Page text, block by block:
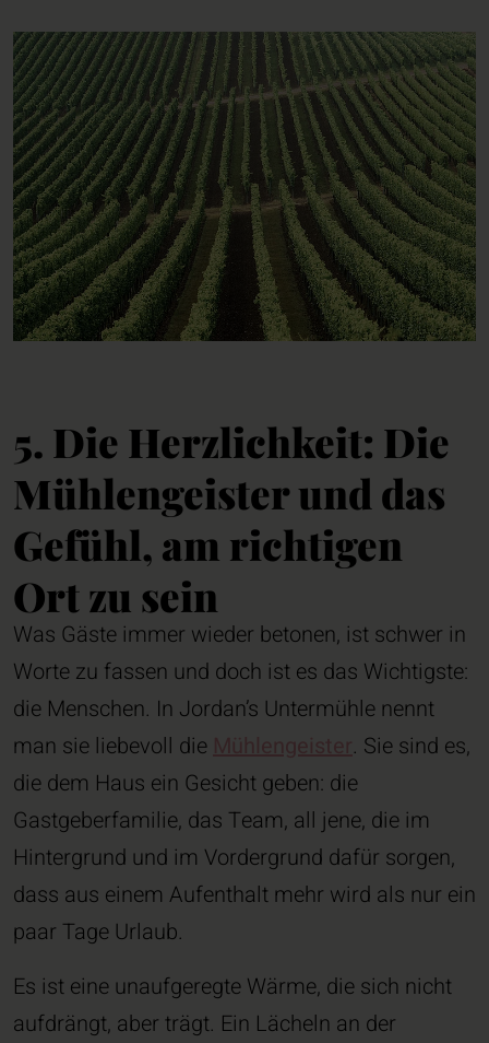
5. Die Herzlichkeit: Die
Mühlengeister und das
Gefühl, am richtigen
Ort zu sein
Was Gäste immer wieder betonen, ist schwer in
Worte zu fassen und doch ist es das Wichtigste:
die Menschen. In Jordan’s Untermühle nennt
man sie liebevoll die
. Sie sind es,
die dem Haus ein Gesicht geben: die
Gastgeberfamilie, das Team, all jene, die im
Hintergrund und im Vordergrund dafür sorgen,
dass aus einem Aufenthalt mehr wird als nur ein
paar Tage Urlaub.
Es ist eine unaufgeregte Wärme, die sich nicht
aufdrängt, aber trägt. Ein Lächeln an der